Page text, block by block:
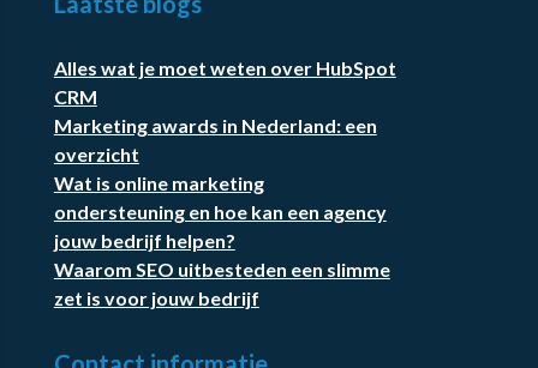
Alles wat je moet weten over HubSpot
CRM
Marketing awards in Nederland: een
overzicht
Wat is online marketing
ondersteuning en hoe kan een agency
jouw bedrijf helpen?
Waarom SEO uitbesteden een slimme
zet is voor jouw bedrijf